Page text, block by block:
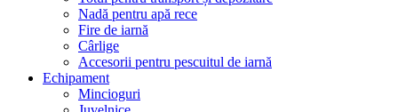
Nadă pentru apă rece
Fire de iarnă
Cârlige
Accesorii pentru pescuitul de iarnă
Echipament
Mincioguri